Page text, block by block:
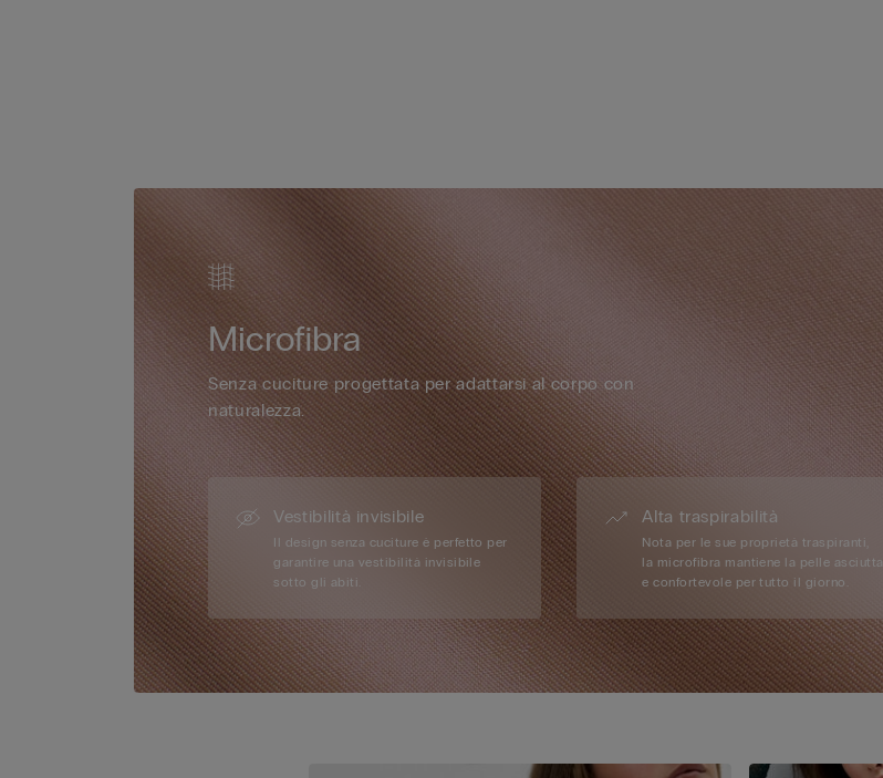
Microfibra
Senza cuciture progettata per adattarsi al corpo con
naturalezza.
Vestibilità invisibile
Il design senza cuciture è perfetto per
garantire una vestibilità invisibile
sotto gli abiti.
Alta traspirabilità
Nota per le sue proprietà traspiranti,
la microfibra mantiene la pelle asciutta
e confortevole per tutto il giorno.